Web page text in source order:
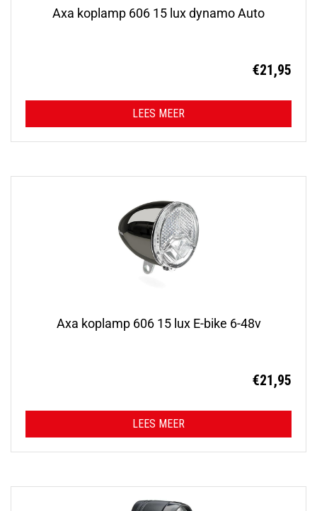
Axa koplamp 606 15 lux dynamo Auto
€21,95
LEES MEER
Axa koplamp 606 15 lux E-bike 6-48v
€21,95
LEES MEER